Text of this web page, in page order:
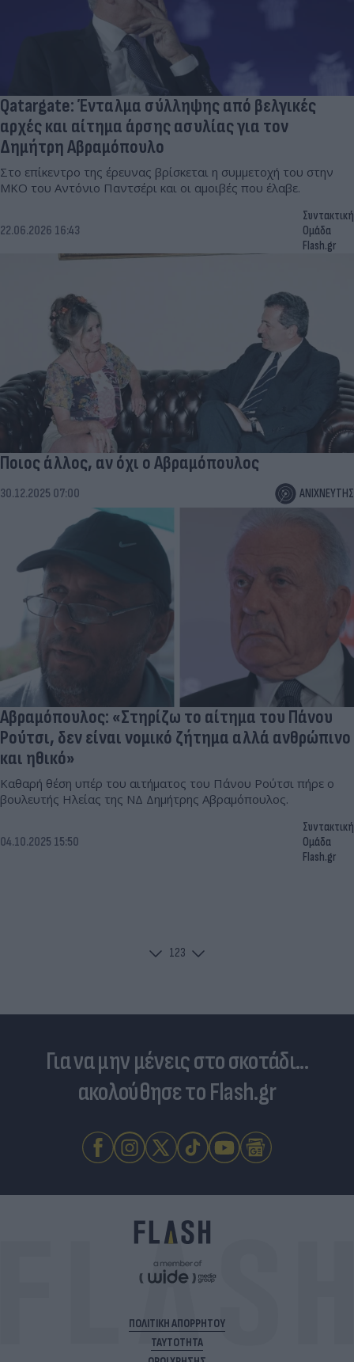
Qatargate: Ένταλμα σύλληψης από βελγικές
αρχές και αίτημα άρσης ασυλίας για τον
Δημήτρη Αβραμόπουλο
Στο επίκεντρο της έρευνας βρίσκεται η συμμετοχή του στην
ΜΚΟ του Αντόνιο Παντσέρι και οι αμοιβές που έλαβε.
22.06.2026 16:43
Συντακτική
Ομάδα
Flash.gr
Ποιος άλλος, αν όχι ο Αβραμόπουλος
30.12.2025 07:00 ΑΝΙΧΝΕΥΤΗΣ
Αβραμόπουλος: «Στηρίζω το αίτημα του Πάνου
Ρούτσι, δεν είναι νομικό ζήτημα αλλά ανθρώπινο
και ηθικό»
Καθαρή θέση υπέρ του αιτήματος του Πάνου Ρούτσι πήρε ο
βουλευτής Ηλείας της ΝΔ Δημήτρης Αβραμόπουλος.
04.10.2025 15:50
Συντακτική
Ομάδα
Flash.gr
123
Για να μην μένεις στο σκοτάδι...
ακολούθησε το Flash.gr
ΠΟΛΙΤΙΚΗ ΑΠΟΡΡΗΤΟΥ
ΤΑΥΤΟΤΗΤΑ